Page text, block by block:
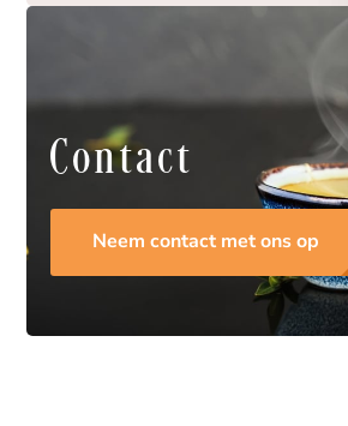
Contact
Neem contact met ons op